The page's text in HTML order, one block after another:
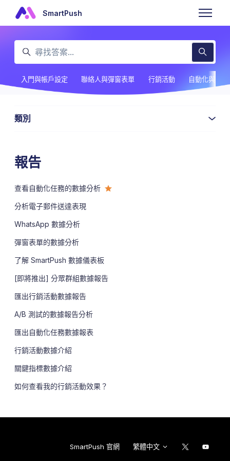
跳至主內容
SmartPush
切換導覽
搜尋
入門與帳戶設定 聯絡人與彈窗表單 行銷活動 自動化與編輯
報告
查看自動化任務的數據分析
分析電子郵件送達表現
WhatsApp 數據分析
彈窗表單的數據分析
了解 SmartPush 數據儀表板
[即將推出] 分眾群組數據報告
匯出行銷活動數據報告
A/B 測試的數據報告分析
匯出自動化任務數據報表
行銷活動數據介紹
關鍵指標數據介紹
如何查看我的行銷活動效果？
類別
SmartPush 官網 繁體中文